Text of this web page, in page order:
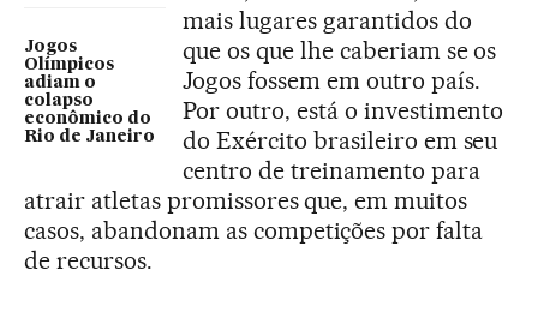
Jogos
Olímpicos
adiam o
colapso
econômico do
Rio de Janeiro
mais lugares garantidos do
que os que lhe caberiam se os
Jogos fossem em outro país.
Por outro, está o investimento
do Exército brasileiro em seu
centro de treinamento para
atrair atletas promissores que, em muitos
casos, abandonam as competições por falta
de recursos.